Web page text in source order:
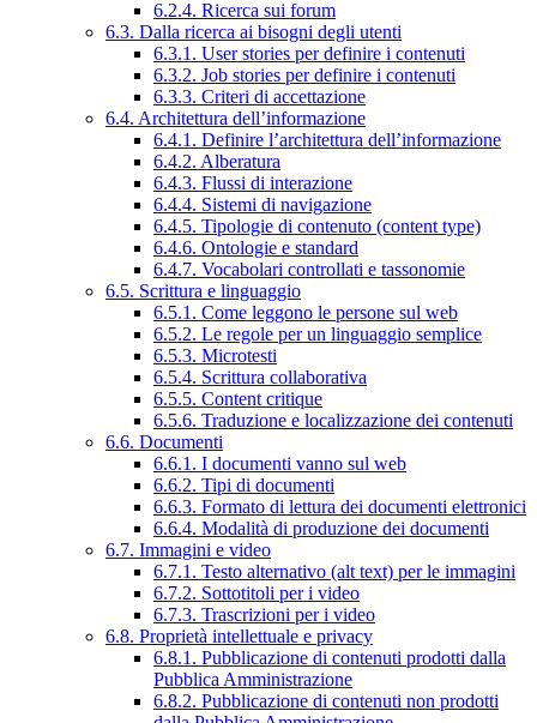
6.2.4. Ricerca sui forum
6.3. Dalla ricerca ai bisogni degli utenti
6.3.1. User stories per definire i contenuti
6.3.2. Job stories per definire i contenuti
6.3.3. Criteri di accettazione
6.4. Architettura dell’informazione
6.4.1. Definire l’architettura dell’informazione
6.4.2. Alberatura
6.4.3. Flussi di interazione
6.4.4. Sistemi di navigazione
6.4.5. Tipologie di contenuto (content type)
6.4.6. Ontologie e standard
6.4.7. Vocabolari controllati e tassonomie
6.5. Scrittura e linguaggio
6.5.1. Come leggono le persone sul web
6.5.2. Le regole per un linguaggio semplice
6.5.3. Microtesti
6.5.4. Scrittura collaborativa
6.5.5. Content critique
6.5.6. Traduzione e localizzazione dei contenuti
6.6. Documenti
6.6.1. I documenti vanno sul web
6.6.2. Tipi di documenti
6.6.3. Formato di lettura dei documenti elettronici
6.6.4. Modalità di produzione dei documenti
6.7. Immagini e video
6.7.1. Testo alternativo (alt text) per le immagini
6.7.2. Sottotitoli per i video
6.7.3. Trascrizioni per i video
6.8. Proprietà intellettuale e privacy
6.8.1. Pubblicazione di contenuti prodotti dalla
Pubblica Amministrazione
6.8.2. Pubblicazione di contenuti non prodotti